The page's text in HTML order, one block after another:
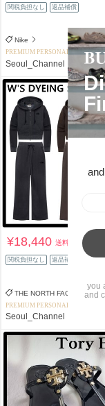
関税負担なし 返品補償
Nike
PREMIUM PERSONAL SHOPPER
Seoul_Channel
¥18,440送料込
関税負担なし 返品補償
THE NORTH FACE
PREMIUM PERSONAL SHOPPER
Seoul_Channel